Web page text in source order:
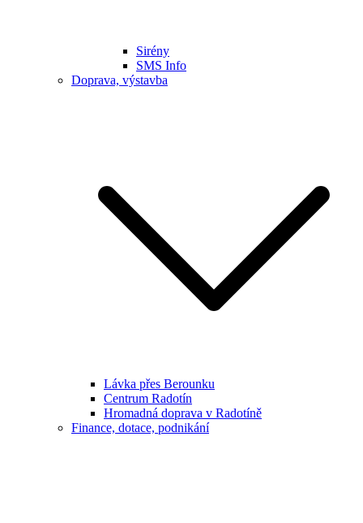
Sirény
SMS Info
Doprava, výstavba
Lávka přes Berounku
Centrum Radotín
Hromadná doprava v Radotíně
Finance, dotace, podnikání